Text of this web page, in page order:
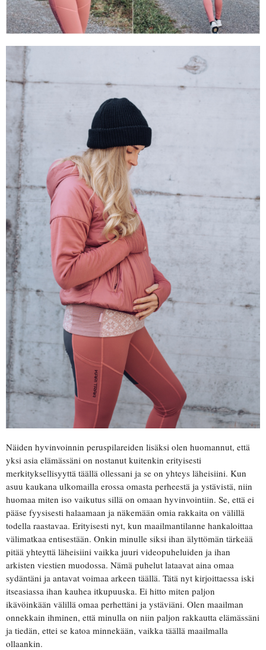
Näiden hyvinvoinnin peruspilareiden lisäksi olen huomannut, että
yksi asia elämässäni on nostanut kuitenkin erityisesti
merkityksellisyyttä täällä ollessani ja se on yhteys läheisiini. Kun
asuu kaukana ulkomailla erossa omasta perheestä ja ystävistä, niin
huomaa miten iso vaikutus sillä on omaan hyvinvointiin. Se, että ei
pääse fyysisesti halaamaan ja näkemään omia rakkaita on välillä
todella raastavaa. Erityisesti nyt, kun maailmantilanne hankaloittaa
välimatkaa entisestään. Onkin minulle siksi ihan älyttömän tärkeää
pitää yhteyttä läheisiini vaikka juuri videopuheluiden ja ihan
arkisten viestien muodossa. Nämä puhelut lataavat aina omaa
sydäntäni ja antavat voimaa arkeen täällä. Tätä nyt kirjoittaessa iski
itseasiassa ihan kauhea itkupuuska. Ei hitto miten paljon
ikävöinkään välillä omaa perhettäni ja ystäviäni. Olen maailman
onnekkain ihminen, että minulla on niin paljon rakkautta elämässäni
ja tiedän, ettei se katoa minnekään, vaikka täällä maailmalla
ollaankin.